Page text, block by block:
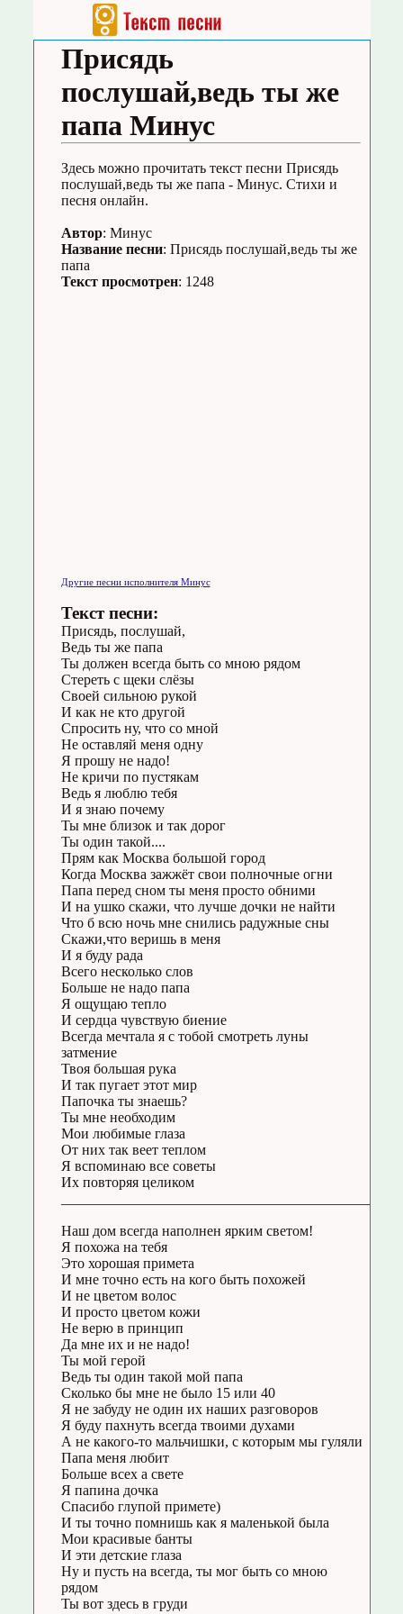
Присядь
послушай,ведь ты же
папа Минус
Здесь можно прочитать текст песни Присядь
послушай,ведь ты же папа - Минус. Стихи и
песня онлайн.
Автор: Минус
Название песни: Присядь послушай,ведь ты же
папа
Текст просмотрен: 1248
Другие песни исполнителя Минус
Текст песни:
Присядь, послушай,
Ведь ты же папа
Ты должен всегда быть со мною рядом
Стереть с щеки слёзы
Своей сильною рукой
И как не кто другой
Спросить ну, что со мной
Не оставляй меня одну
Я прошу не надо!
Не кричи по пустякам
Ведь я люблю тебя
И я знаю почему
Ты мне близок и так дорог
Ты один такой....
Прям как Москва большой город
Когда Москва зажжёт свои полночные огни
Папа перед сном ты меня просто обними
И на ушко скажи, что лучше дочки не найти
Что б всю ночь мне снились радужные сны
Скажи,что веришь в меня
И я буду рада
Всего несколько слов
Больше не надо папа
Я ощущаю тепло
И сердца чувствую биение
Всегда мечтала я с тобой смотреть луны
затмение
Твоя большая рука
И так пугает этот мир
Папочка ты знаешь?
Ты мне необходим
Мои любимые глаза
От них так веет теплом
Я вспоминаю все советы
Их повторяя целиком
Наш дом всегда наполнен ярким светом!
Я похожа на тебя
Это хорошая примета
И мне точно есть на кого быть похожей
И не цветом волос
И просто цветом кожи
Не верю в принцип
Да мне их и не надо!
Ты мой герой
Ведь ты один такой мой папа
Сколько бы мне не было 15 или 40
Я не забуду не один их наших разговоров
Я буду пахнуть всегда твоими духами
А не какого-то мальчишки, с которым мы гуляли
Папа меня любит
Больше всех а свете
Я папина дочка
Спасибо глупой примете)
И ты точно помнишь как я маленькой была
Мои красивые банты
И эти детские глаза
Ну и пусть на всегда, ты мог быть со мною
рядом
Ты вот здесь в груди